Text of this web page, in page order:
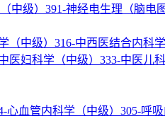
中级） 391-神经电生理（脑电
（中级） 316-中西医结合内科学
医妇科学（中级） 333-中医儿
心血管内科学（中级） 305-呼